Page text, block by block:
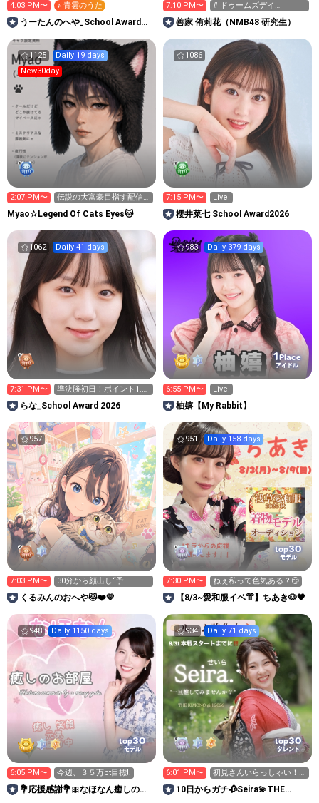
4:03 PM〜 ♪ 青雲のうた
うーたんのへや_School Award
7:10 PM〜
# ドゥームズデイ
✖️NMB11期生
善家 侑莉花（NMB48 研究生）
1125
Daily 19 days
New30day
2:07 PM〜
伝説の大富豪目指す配信
２日目
Myao☆Legend Of Cats Eyes🐱
1086
7:15 PM〜 Live!
櫻井菜七 School Award2026
1062 Daily 41 days
7:31 PM〜
準決勝初日！ポイント1.2
倍デー！✨️
らな_School Award 2026
983 Daily 379 days
1 Place
アイドル
6:55 PM〜 Live!
柚嬉【My Rabbit】
957
7:03 PM〜
30分から顔出し“予
定”！！
くるみんのおへや🐱❤️💛
951 Daily 158 days
top30
モデル
7:30 PM〜 ねぇ私って色気ある？😏
【8/3~愛和服イベ👘】ちあき🐶🖤
948 Daily 1150 days
top30
モデル
6:05 PM〜 今週、３５万pt目標‼️
💐応援感謝💐🎀なほなん癒しのお
934 Daily 71 days
top30
タレント
6:01 PM〜
初見さんいらっしゃい！
マックのデリバリー検索
中💦
10日からガチ🥀Seira💫THE